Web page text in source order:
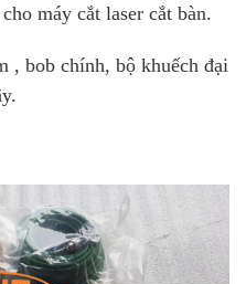
máy cắt laser cắt bàn.
, bob chính, bộ khuếch đại